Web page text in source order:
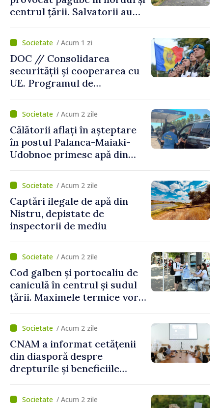
centrul țării. Salvatorii au
/ Acum 1 zi
DOC // Consolidarea
securității și cooperarea cu
UE. Programul de
Naționale de Apărare pentru
perioada 2024–2034,
publicat în Monitorul Oficial
/ Acum 2 zile
Călătorii aflați în așteptare
în postul Palanca-Maiaki-
Udobnoe primesc apă din
și a polițiștilor de frontieră
/ Acum 2 zile
Captări ilegale de apă din
Nistru, depistate de
inspectorii de mediu
/ Acum 2 zile
Cod galben și portocaliu de
caniculă în centrul și sudul
țării. Maximele termice vor
/ Acum 2 zile
CNAM a informat cetățenii
din diasporă despre
drepturile și beneficiile
/ Acum 2 zile